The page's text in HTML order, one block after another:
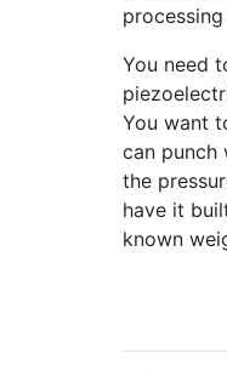
You need
You want
can punch
the
have it
known